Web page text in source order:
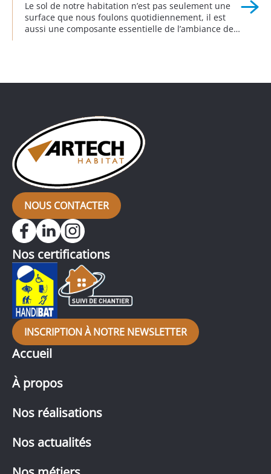
Le sol de notre habitation n’est pas seulement une
surface que nous foulons quotidiennement, il est
aussi une composante essentielle de l’ambiance de
lequel l’ancien carrelage a été remplacé […]
NOUS CONTACTER
Accueil
À propos
Nos réalisations
Nos actualités
Nos certifications
INSCRIPTION À NOTRE NEWSLETTER